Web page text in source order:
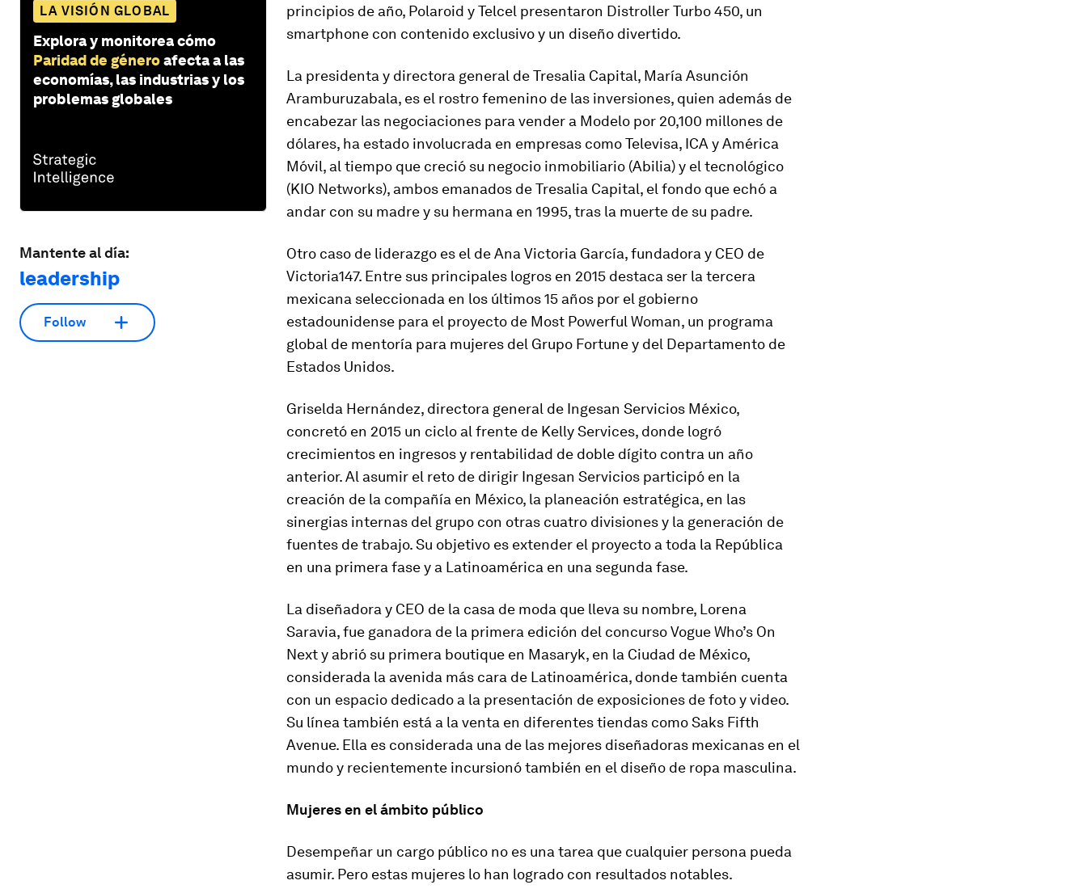
LA VISIÓN GLOBAL
Explora y monitorea cómo
Paridad de géneroafecta a las
economías, las industrias y los
problemas globales
Mantente al día:
leadership
Follow
principios de año, Polaroid y Telcel presentaron Distroller Turbo 450, un
smartphone con contenido exclusivo y un diseño divertido.
La presidenta y directora general de Tresalia Capital, María Asunción
Aramburuzabala, es el rostro femenino de las inversiones, quien además de
encabezar las negociaciones para vender a Modelo por 20,100 millones de
dólares, ha estado involucrada en empresas como Televi­sa, ICA y América
Móvil, al tiempo que creció su negocio inmobiliario (Abilia) y el tecnológico
(KIO Networks), ambos emanados de Tresalia Capital, el fondo que echó a
andar con su madre y su hermana en 1995, tras la muerte de su padre.
Otro caso de liderazgo es el de Ana Victoria García, fundadora y CEO de
Victoria147. Entre sus principales logros en 2015 destaca ser la tercera
mexicana seleccionada en los últimos 15 años por el gobierno
estadounidense para el proyecto de Most Powerful Woman, un programa
global de mentoría para mujeres del Grupo Fortune y del Departamento de
Estados Unidos.
Griselda Hernández, directora general de Ingesan Servicios México,
concretó en 2015 un ciclo al frente de Kelly Services, donde logró
crecimientos en ingresos y rentabilidad de doble dígito contra un año
anterior. Al asumir el reto de dirigir Ingesan Servicios participó en la
creación de la compañía en México, la planeación estratégica, en las
sinergias internas del grupo con otras cuatro divisiones y la generación de
fuentes de trabajo. Su objetivo es extender el proyecto a toda la República
en una primera fase y a Latinoamérica en una segunda fase.
La diseñadora y CEO de la casa de moda que lleva su nombre, Lorena
Saravia, fue ganadora de la primera edición del concurso Vogue Who’s On
Next y abrió su primera boutique en Masaryk, en la Ciudad de México,
considerada la avenida más cara de Latinoamérica, donde también cuenta
con un espacio dedicado a la presentación de exposiciones de foto y video.
Su línea también está a la venta en diferentes tiendas como Saks Fifth
Avenue. Ella es considerada una de las mejores diseñadoras mexicanas en el
mundo y recientemente incursionó también en el diseño de ropa masculina.
Mujeres en el ámbito público
Desempeñar un cargo público no es una tarea que cualquier persona pueda
asumir. Pero estas mujeres lo han logrado con resultados notables.